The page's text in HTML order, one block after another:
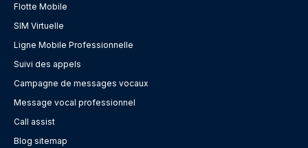
Flotte Mobile
SIM Virtuelle
Ligne Mobile Professionnelle
Suivi des appels
Campagne de messages vocaux
Message vocal professionnel
Call assist
Blog sitemap